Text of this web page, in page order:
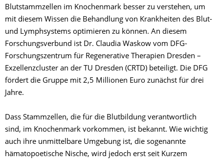
Blutstammzellen im Knochenmark besser zu verstehen, um
mit diesem Wissen die Behandlung von Krankheiten des Blut-
und Lymphsystems optimieren zu können. An diesem
Forschungsverbund ist Dr. Claudia Waskow vom DFG-
Forschungszentrum für Regenerative Therapien Dresden –
Exzellenzcluster an der TU Dresden (CRTD) beteiligt. Die DFG
fördert die Gruppe mit 2,5 Millionen Euro zunächst für drei
Jahre.
Dass Stammzellen, die für die Blutbildung verantwortlich
sind, im Knochenmark vorkommen, ist bekannt. Wie wichtig
auch ihre unmittelbare Umgebung ist, die sogenannte
hämatopoetische Nische, wird jedoch erst seit Kurzem